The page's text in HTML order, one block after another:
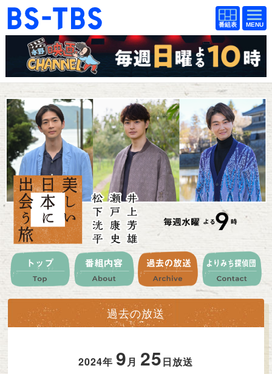
BS-TBS
番組
表
BS-TBS
番組
表
ドラマ 映画
紀行 報道
教養 スポーツ
音楽 エンタメ
アニメ ファンクラブ
検索
視聴方法 4K放送
イベント ショッピング
公式SNS プレゼント
ご意見・ご感想 会社情報
過去の放送
2024年9月 25日放送